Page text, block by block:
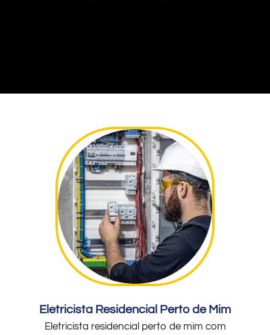
Eletricista Residencial Perto de Mim
Eletricista residencial perto de mim com